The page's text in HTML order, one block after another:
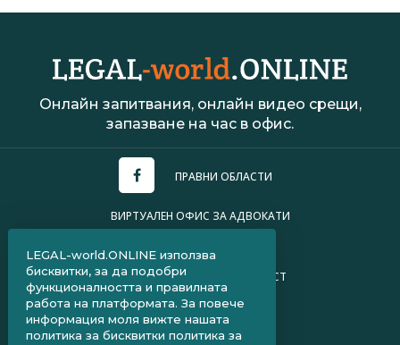
Онлайн запитвания, онлайн видео срещи,
запазване на час в офис.
ПРАВНИ ОБЛАСТИ
ВИРТУАЛЕН ОФИС ЗА АДВОКАТИ
ПОЛИТИКА ЗА ПОВЕРИТЕЛНОСТ
ЧЗВ ЗА КЛИЕНТИ
ЧЗВ ЗА АДВОКАТИ
LEGAL-world.ONLINE използва
бисквитки, за да подобри
функционалността и правилната
работа на платформата. За повече
информация моля вижте нашата
политика за бисквитки политика за